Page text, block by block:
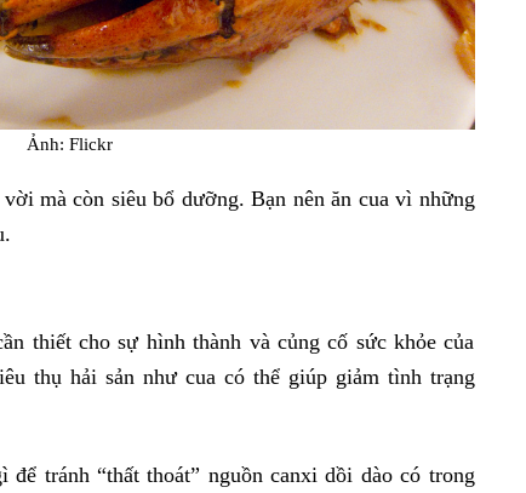
Ảnh: Flickr
mà còn siêu bổ dưỡng. Bạn nên ăn cua vì những
thiết cho sự hình thành và củng cố sức khỏe của
thụ hải sản như cua có thể giúp giảm tình trạng
tránh “thất thoát” nguồn canxi dồi dào có trong